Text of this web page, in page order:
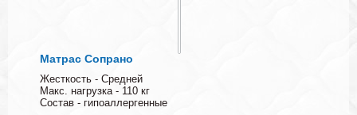
Матрас Сопрано
Жесткость - Средней
Макс. нагрузка - 110 кг
Состав - гипоаллергенные